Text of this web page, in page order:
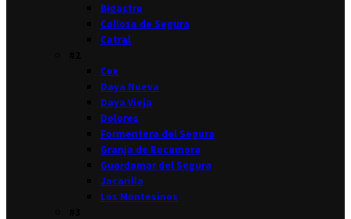
Bigastro
Callosa de Segura
Catral
Cox
Daya Nueva
Daya Vieja
Dolores
Formentera del Segura
Granja de Rocamora
Guardamar del Segura
Jacarilla
Los Montesinos